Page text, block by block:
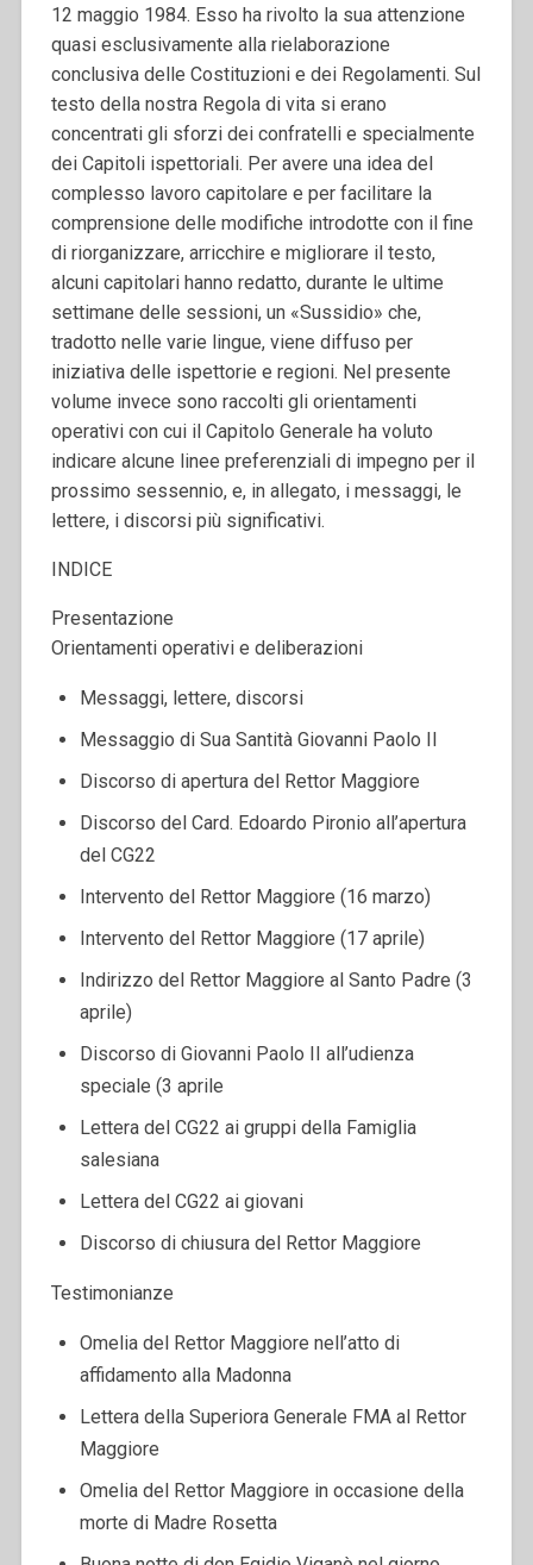
12 maggio 1984. Esso ha rivolto la sua attenzione
quasi esclusivamente alla rielaborazione
conclusiva delle Costituzioni e dei Regolamenti. Sul
testo della nostra Regola di vita si erano
concentrati gli sforzi dei confratelli e specialmente
dei Capitoli ispettoriali. Per avere una idea del
complesso lavoro capitolare e per facilitare la
comprensione delle modifiche introdotte con il fine
di riorganizzare, arricchire e migliorare il testo,
alcuni capitolari hanno redatto, durante le ultime
settimane delle sessioni, un «Sussidio» che,
tradotto nelle varie lingue, viene diffuso per
iniziativa delle ispettorie e regioni. Nel presente
volume invece sono raccolti gli orientamenti
operativi con cui il Capitolo Generale ha voluto
indicare alcune linee preferenziali di impegno per il
prossimo sessennio, e, in allegato, i messaggi, le
lettere, i discorsi più significativi.
INDICE
Presentazione
Orientamenti operativi e deliberazioni
Messaggi, lettere, discorsi
Messaggio di Sua Santità Giovanni Paolo II
Discorso di apertura del Rettor Maggiore
Discorso del Card. Edoardo Pironio all’apertura
del CG22
Intervento del Rettor Maggiore (16 marzo)
Intervento del Rettor Maggiore (17 aprile)
Indirizzo del Rettor Maggiore al Santo Padre (3
aprile)
Discorso di Giovanni Paolo II all’udienza
speciale (3 aprile
Lettera del CG22 ai gruppi della Famiglia
salesiana
Lettera del CG22 ai giovani
Discorso di chiusura del Rettor Maggiore
Testimonianze
Omelia del Rettor Maggiore nell’atto di
affidamento alla Madonna
Lettera della Superiora Generale FMA al Rettor
Maggiore
Omelia del Rettor Maggiore in occasione della
morte di Madre Rosetta